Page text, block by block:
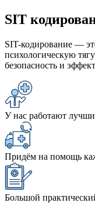
SIT
SIT-кодирование —
психологическую
безопасность и
У нас работают
Придём на помощь
Большой